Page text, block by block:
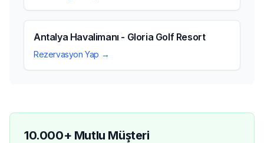
Antalya Havalimanı - Gloria Golf Resort
Rezervasyon Yap →
10.000+ Mutlu Müşteri